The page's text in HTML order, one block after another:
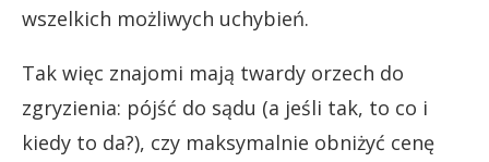
wszelkich możliwych uchybień.
Tak więc znajomi mają twardy orzech do
zgryzienia: pójść do sądu (a jeśli tak, to co i
kiedy to da?), czy maksymalnie obniżyć cenę